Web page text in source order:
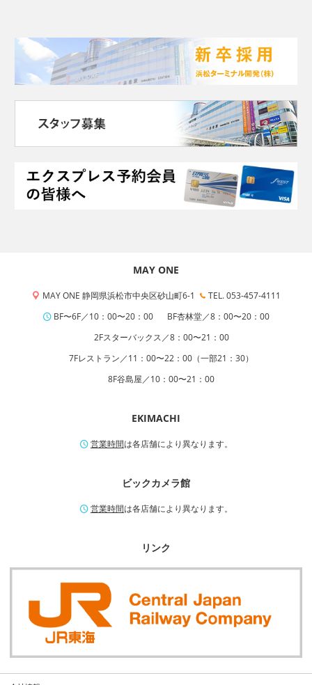
MAY ONE
MAY ONE 静岡県浜松市中央区砂山町6-1
TEL. 053-457-4111
BF〜6F／10：00〜20：00
BF杏林堂／8：00〜20：00
2Fスターバックス／8：00〜21：00
7Fレストラン／11：00〜22：00（一部21：30）
8F谷島屋／10：00〜21：00
EKIMACHI
営業時間は各店舗により異なります。
ビックカメラ館
営業時間は各店舗により異なります。
リンク